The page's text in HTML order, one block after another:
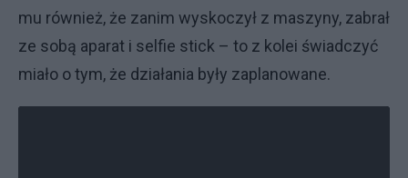
mu również, że zanim wyskoczył z maszyny, zabrał
ze sobą aparat i selfie stick – to z kolei świadczyć
miało o tym, że działania były zaplanowane.